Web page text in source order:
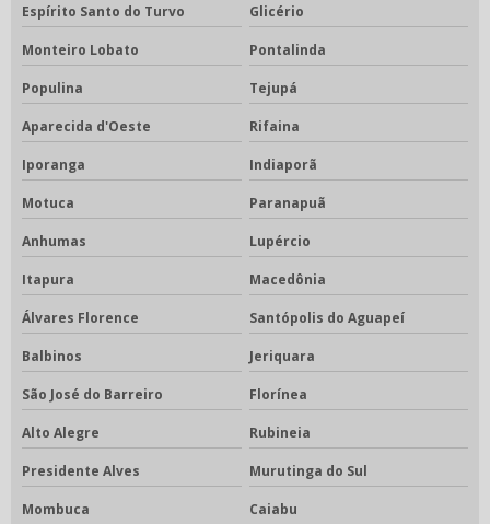
Espírito Santo do Turvo Glicério
Monteiro Lobato Pontalinda
Populina Tejupá
Aparecida d'Oeste Rifaina
Iporanga Indiaporã
Motuca Paranapuã
Anhumas Lupércio
Itapura Macedônia
Álvares Florence Santópolis do Aguapeí
Balbinos Jeriquara
São José do Barreiro Florínea
Alto Alegre Rubineia
Presidente Alves Murutinga do Sul
Mombuca Caiabu